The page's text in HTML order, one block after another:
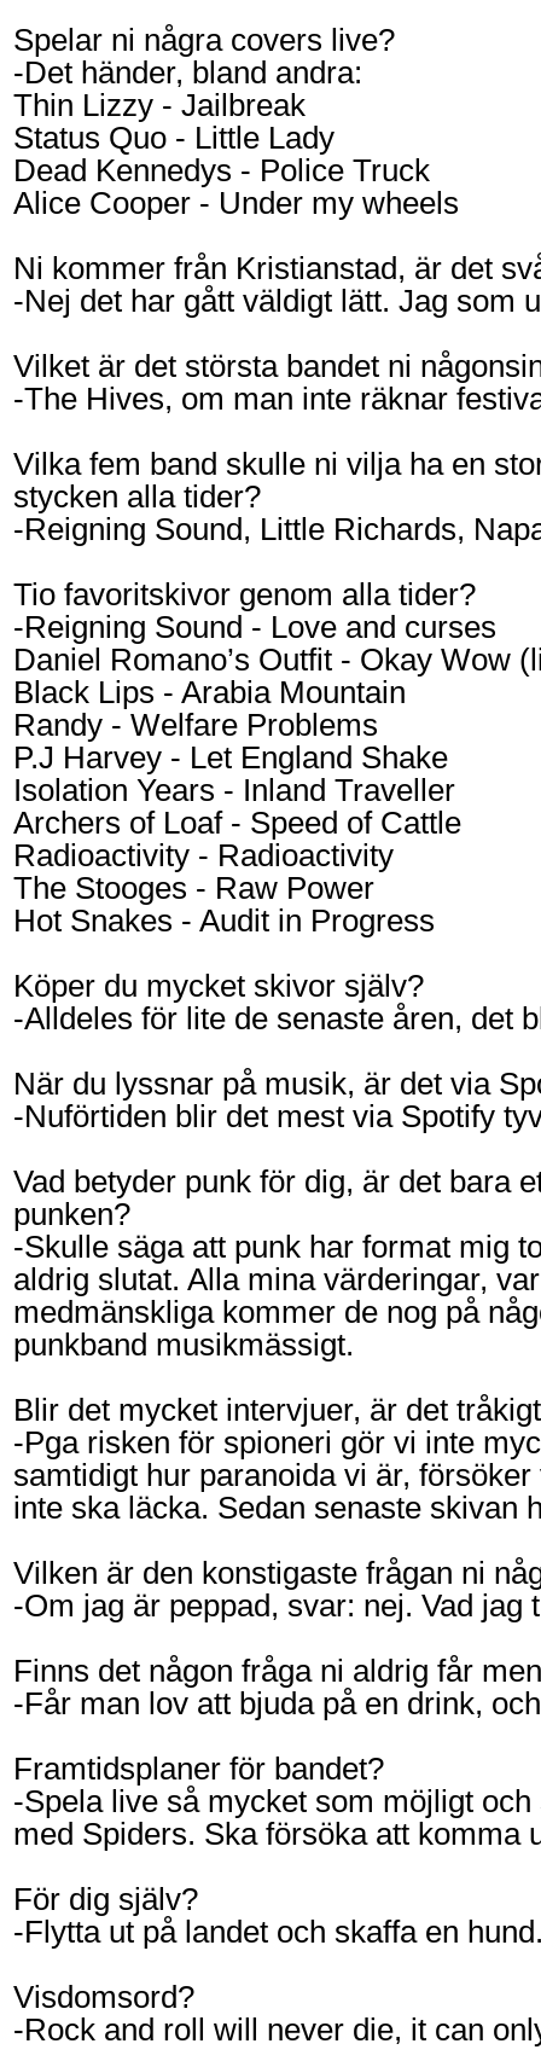
Spelar ni några covers live?
-Det händer, bland andra:
Thin Lizzy - Jailbreak
Status Quo - Little Lady
Dead Kennedys - Police Truck
Alice Cooper - Under my wheels
Ni kommer från Kristianstad, är det
-Nej det har gått väldigt lätt. Jag som
Vilket är det största bandet ni
-The Hives, om man inte räknar
Vilka fem band skulle ni vilja ha en
stycken alla tider?
-Reigning Sound, Little Richards,
Tio favoritskivor genom alla tider?
-Reigning Sound - Love and curses
Daniel Romano’s Outfit - Okay Wow
Black Lips - Arabia Mountain
Randy - Welfare Problems
P.J Harvey - Let England Shake
Isolation Years - Inland Traveller
Archers of Loaf - Speed of Cattle
Radioactivity - Radioactivity
The Stooges - Raw Power
Hot Snakes - Audit in Progress
Köper du mycket skivor själv?
-Alldeles för lite de senaste åren, det
När du lyssnar på musik, är det via
-Nuförtiden blir det mest via Spotify
Vad betyder punk för dig, är det bara
punken?
-Skulle säga att punk har format mig
aldrig slutat. Alla mina värderingar,
medmänskliga kommer de nog på
punkband musikmässigt.
Blir det mycket intervjuer, är det
-Pga risken för spioneri gör vi inte
samtidigt hur paranoida vi är,
inte ska läcka. Sedan senaste skivan
Vilken är den konstigaste frågan ni
-Om jag är peppad, svar: nej. Vad jag
Finns det någon fråga ni aldrig får
-Får man lov att bjuda på en drink,
Framtidsplaner för bandet?
-Spela live så mycket som möjligt
med Spiders. Ska försöka att komma
För dig själv?
-Flytta ut på landet och skaffa en
Visdomsord?
-Rock and roll will never die, it can